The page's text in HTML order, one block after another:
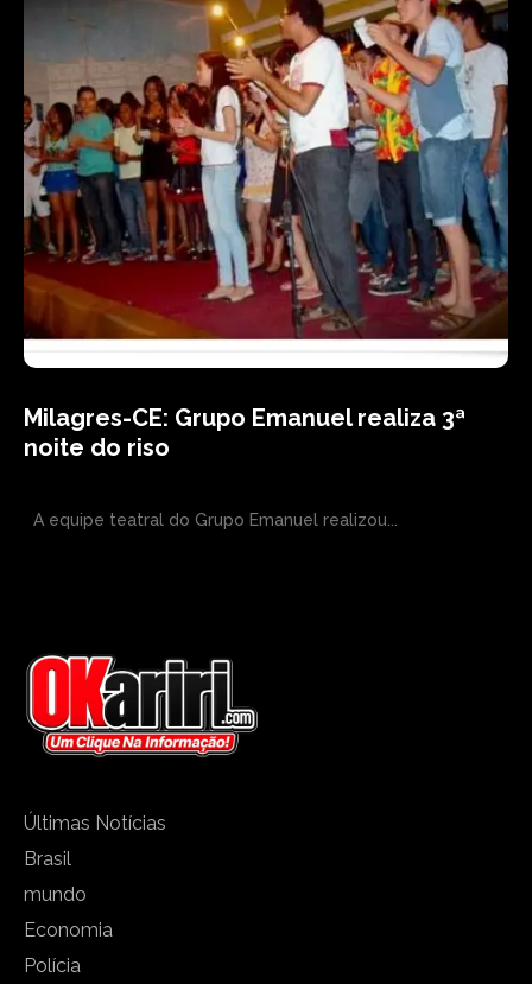
Milagres-CE: Grupo Emanuel realiza 3ª
noite do riso
A equipe teatral do Grupo Emanuel realizou...
Últimas Notícias
Brasil
mundo
Economia
Polícia